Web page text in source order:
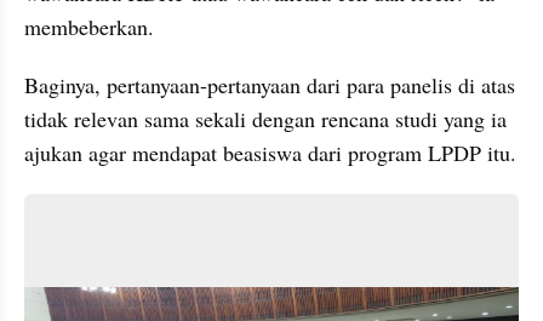
membeberkan.
Baginya, pertanyaan-pertanyaan dari para panelis di atas
tidak relevan sama sekali dengan rencana studi yang ia